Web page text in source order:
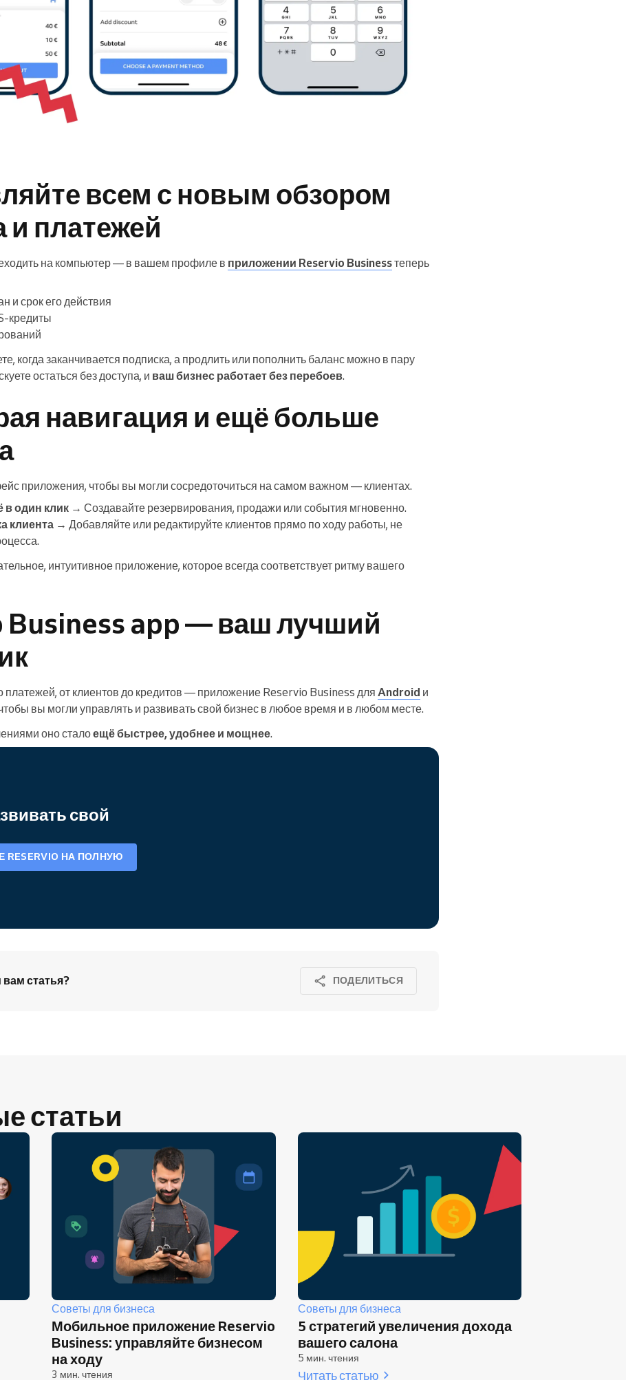
всем с новым обзором
и платежей
на компьютер — в вашем профиле в приложении Reservio Businessтеперь
и срок его действия
кредиты
когда заканчивается подписка, а продлить или пополнить баланс можно в пару
остаться без доступа, и ваш бизнес работает без перебоев.
навигация и ещё больше
приложения, чтобы вы могли сосредоточиться на самом важном — клиентах.
в один клик → Создавайте резервирования, продажи или события мгновенно.
клиента → Добавляйте или редактируйте клиентов прямо по ходу работы, не
интуитивное приложение, которое всегда соответствует ритму вашего
Business app — ваш лучший
платежей, от клиентов до кредитов — приложение Reservio Business для Android и
вы могли управлять и развивать свой бизнес в любое время и в любом месте.
оно сталоещё быстрее, удобнее и мощнее.
свой
RESERVIO НА ПОЛНУЮ
статья? ПОДЕЛИТЬСЯ
статьи
Советы для бизнеса
Мобильное приложение Reservio
Business: управляйте бизнесом
на ходу
3 мин. чтения
Советы для бизнеса
5 стратегий увеличения дохода
вашего салона
5 мин. чтения
Читать статью